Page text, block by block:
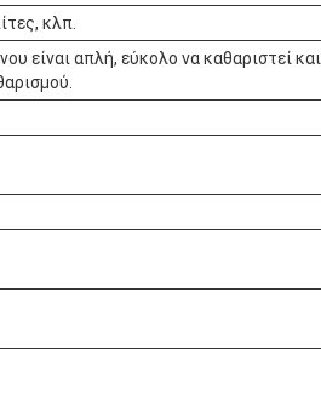
κλπ.
είναι απλή, εύκολο να καθαριστεί και